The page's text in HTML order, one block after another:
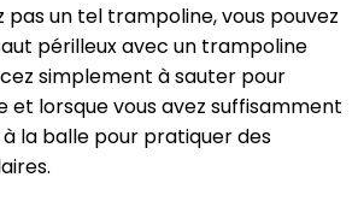
pas un tel trampoline, vous pouvez
périlleux avec un trampoline
simplement à sauter pour
et lorsque vous avez suffisamment
la balle pour pratiquer des